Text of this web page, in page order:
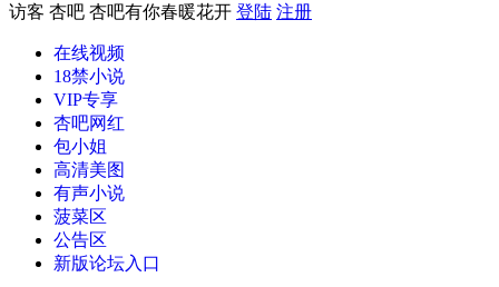
访客 杏吧 杏吧有你春暖花开 登陆 注册
在线视频
18禁小说
VIP专享
杏吧网红
包小姐
高清美图
有声小说
菠菜区
公告区
新版论坛入口